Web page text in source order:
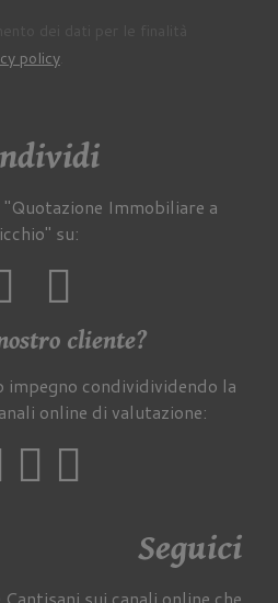
policy.
Immobiliare a
su:
cliente?
condividividendo la
online di valutazione:
Seguici